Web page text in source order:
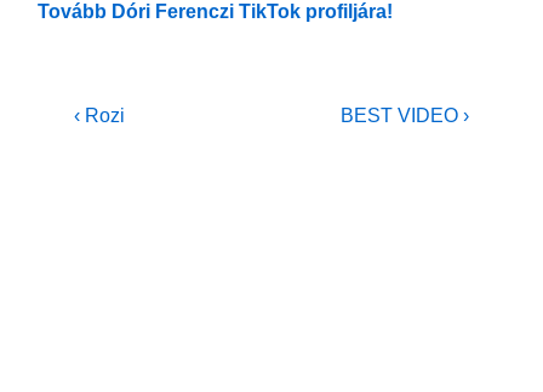
Tovább Dóri Ferenczi TikTok profiljára!
Bejegyzés
Previous
‹ Rozi
Next
BEST VIDEO ›